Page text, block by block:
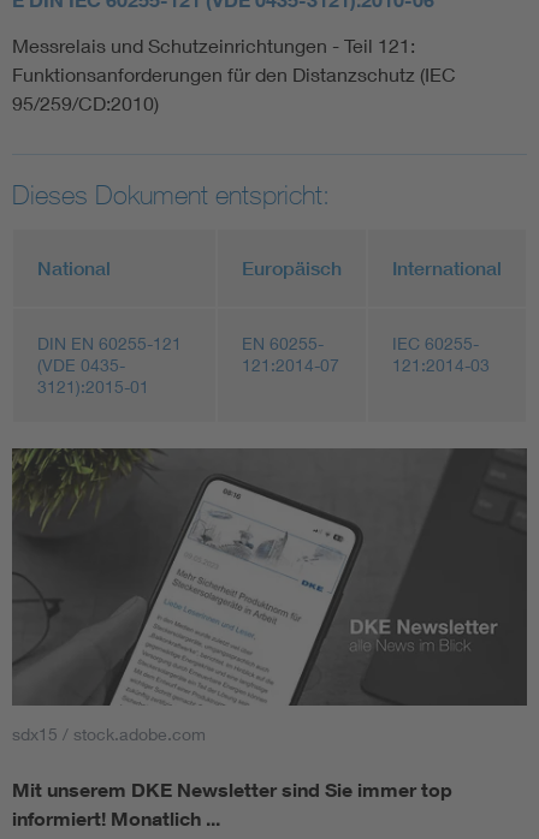
Messrelais und Schutzeinrichtungen - Teil 121:
Funktionsanforderungen für den Distanzschutz (IEC
95/259/CD:2010)
Dieses Dokument entspricht:
National Europäisch International
DIN EN 60255-121
(VDE 0435-
3121):2015-01
EN 60255-
121:2014-07
IEC 60255-
121:2014-03
sdx15 / stock.adobe.com
Mit unserem DKE Newsletter sind Sie immer top
informiert! Monatlich ...